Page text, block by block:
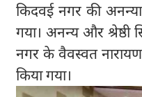
किदवई नगर की अनन्या
गया। अनन्य और श्रेष्ठी
नगर के वैवस्वत
किया गया।